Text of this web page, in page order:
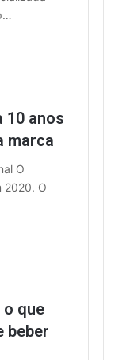
10 anos
marca
O
2020. O
o que
beber